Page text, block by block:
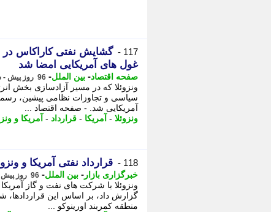
117 -
گشایش نفتی کاراکاس در
غول های آمریکایی امضا شد
صفحه اقتصاد- بین الملل- 96 روز پیش - شنبه 12 اردیبهشت 1405، 09:03
ونزوئلا که در مسیر آزادسازی بخش
سیاسی و تجاوزات نظامی پیشین،
آمریکایی شد. - صفحه اقتصاد ...
ونزوئلا - آمریکا - قرارداد - آمریکا و
118 - قرارداد نفتی آمریکا و
خبرگزاری بازار - بین الملل- 96 روز پیش - شنبه 12 اردیبهشت 1405، 07:57
ونزوئلا با شرکت های نفت و گاز
گزارش داد، بر اساس این
منطقه کمربند اورینوکو ...